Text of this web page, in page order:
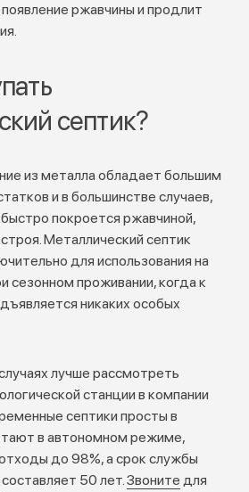
ржавчины и продлит
септик?
из металла обладает большим
и в большинстве случаев,
покроется ржавчиной,
Металлический септик
для использования на
сезонном проживании, когда к
никаких особых
лучше рассмотреть
станции в компании
септики просты в
в автономном режиме,
до 98%, а срок службы
50 лет.Звоните для